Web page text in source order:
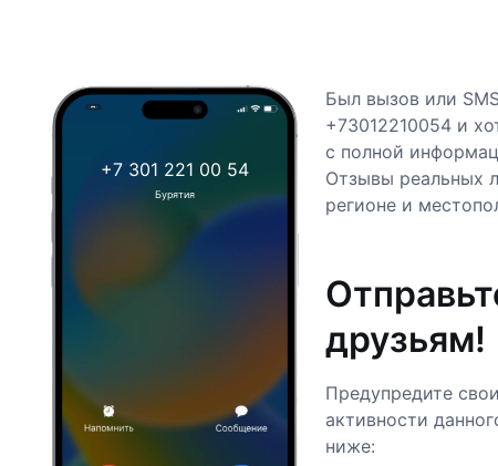
+7 301 221 00 54
Бурятия
Был вызов или
+73012210054 и
с полной
Отзывы реальных
регионе и
друзьям!
Предупредите
активности
ниже: